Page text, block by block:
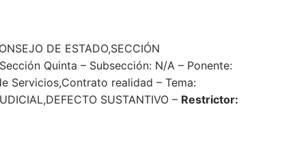
DE ESTADO,SECCIÓN
Quinta – Subsección: N/A – Ponente:
Servicios,Contrato realidad – Tema:
SUSTANTIVO – Restrictor: